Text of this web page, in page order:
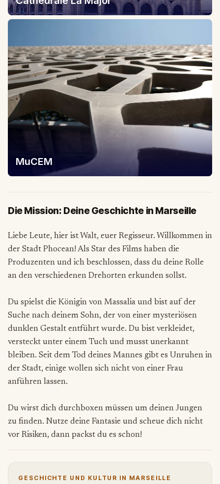
MuCEM
Die Mission: Deine Geschichte in Marseille
Liebe Leute, hier ist Walt, euer Regisseur. Willkommen in
der Stadt Phocean! Als Star des Films haben die
Produzenten und ich beschlossen, dass du deine Rolle
an den verschiedenen Drehorten erkunden sollst.
Du spielst die Königin von Massalia und bist auf der
Suche nach deinem Sohn, der von einer mysteriösen
dunklen Gestalt entführt wurde. Du bist verkleidet,
versteckt unter einem Tuch und musst unerkannt
bleiben. Seit dem Tod deines Mannes gibt es Unruhen in
der Stadt, einige wollen sich nicht von einer Frau
anführen lassen.
Du wirst dich durchboxen müssen um deinen Jungen
zu finden. Nutze deine Fantasie und scheue dich nicht
vor Risiken, dann packst du es schon!
GESCHICHTE UND KULTUR IN MARSEILLE